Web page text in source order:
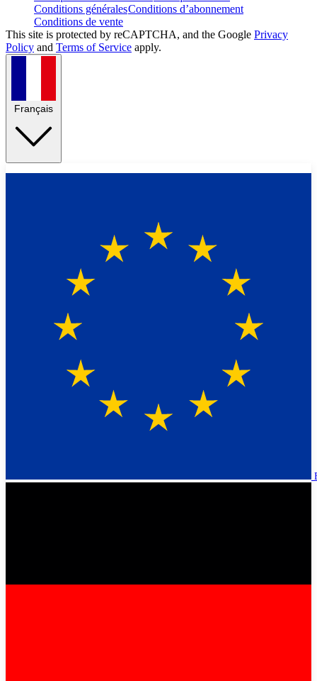
Conditions généralesConditions d’abonnement
Conditions de vente
This site is protected by reCAPTCHA, and the Google Privacy
Policy and Terms of Service apply.
Français